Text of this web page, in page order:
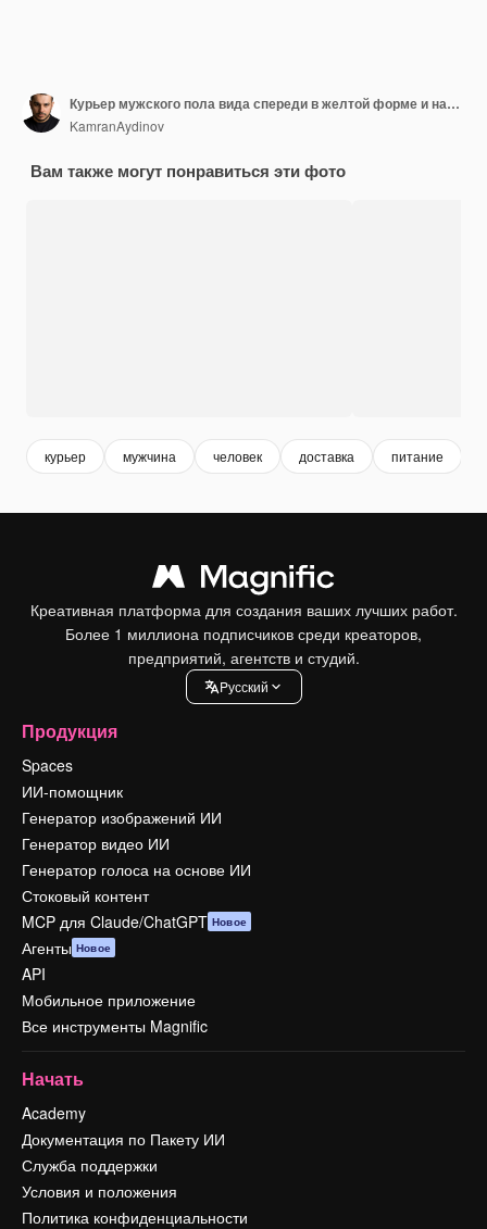
Курьер мужского пола вида спереди в желтой форме и накидке держит небольшой пакет еды доставки на розовом фоне.
KamranAydinov
Вам также могут понравиться эти фото
курьер мужчина человек доставка питание
Креативная платформа для создания ваших лучших работ.
Более 1 миллиона подписчиков среди креаторов,
предприятий, агентств и студий.
Pусский
Продукция
Spaces
ИИ-помощник
Генератор изображений ИИ
Генератор видео ИИ
Генератор голоса на основе ИИ
Стоковый контент
MCP для Claude/ChatGPT Новое
Агенты Новое
API
Мобильное приложение
Все инструменты Magnific
Начать
Academy
Документация по Пакету ИИ
Служба поддержки
Условия и положения
Политика конфиденциальности